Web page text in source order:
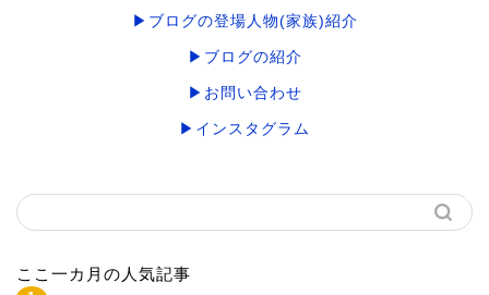
▶ブログの登場人物(家族)紹介
▶ブログの紹介
▶お問い合わせ
▶インスタグラム
ここ一カ月の人気記事